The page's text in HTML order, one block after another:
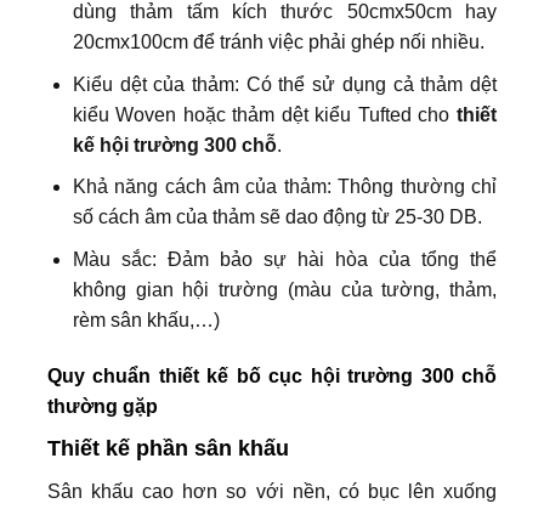
dùng thảm tấm kích thước 50cmx50cm hay
20cmx100cm để tránh việc phải ghép nối nhiều.
Kiểu dệt của thảm: Có thể sử dụng cả thảm dệt
kiểu Woven hoặc thảm dệt kiểu Tufted cho thiết
kế hội trường 300 chỗ.
Khả năng cách âm của thảm: Thông thường chỉ
số cách âm của thảm sẽ dao động từ 25-30 DB.
Màu sắc: Đảm bảo sự hài hòa của tổng thể
không gian hội trường (màu của tường, thảm,
rèm sân khấu,…)
Quy chuẩn thiết kế bố cục hội trường 300 chỗ
thường gặp
Thiết kế phần sân khấu
Sân khấu cao hơn so với nền, có bục lên xuống